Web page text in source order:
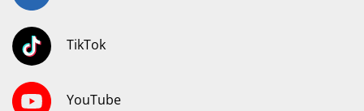
TikTok
YouTube